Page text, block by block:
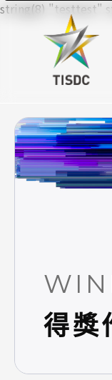
string(8) "testtest"
得獎